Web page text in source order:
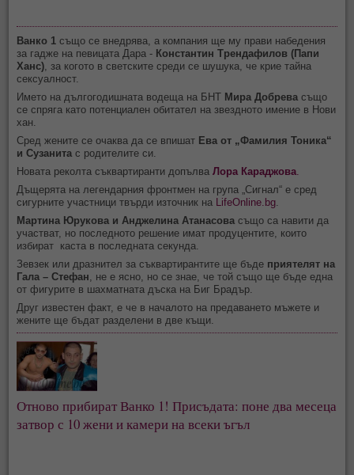
Ванко 1 също се внедрява, а компания ще му прави набедения
за гадже на певицата Дара - Константин Трендафилов (Папи
Ханс), за когото в светските среди се шушука, че крие тайна
сексуалност.
Името на дългогодишната водеща на БНТ Мира Добрева също
се спряга като потенциален обитател на звездното имение в Нови
хан.
Сред жените се очаква да се впишат Ева от „Фамилия Тоника“
и Сузанита с родителите си.
Новата реколта съквартиранти допълва Лора Караджова.
Дъщерята на легендарния фронтмен на група „Сигнал“ е сред
сигурните участници твърди източник на LifeOnline.bg.
Мартина Юрукова и Анджелина Атанасова също са навити да
участват, но последното решение имат продуцентите, които
избират каста в последната секунда.
Зевзек или дразнител за съквартирантите ще бъде приятелят на
Гала – Стефан, не е ясно, но се знае, че той също ще бъде една
от фигурите в шахматната дъска на Биг Брадър.
Друг известен факт, е че в началото на предаването мъжете и
жените ще бъдат разделени в две къщи.
Отново прибират Ванко 1! Присъдата: поне два месеца
затвор с 10 жени и камери на всеки ъгъл